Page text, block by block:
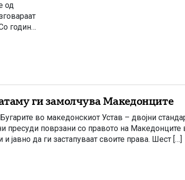
од
години
ги замолчува Македонците
во македонскиот Устав – двојни
пресуди поврзани со правото на Македонците
јавно да ги застапуваат своите права. Шест […]